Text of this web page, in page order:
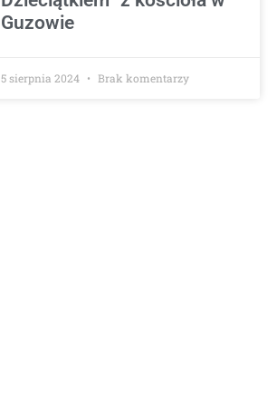
Guzowie
5 sierpnia 2024 Brak komentarzy